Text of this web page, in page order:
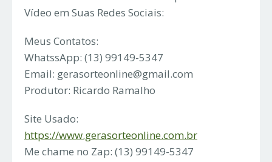
Vídeo em Suas Redes Sociais:
Meus Contatos:
WhatssApp: (13) 99149-5347
Email: gerasorteonline@gmail.com
Produtor: Ricardo Ramalho
Site Usado:
https://www.gerasorteonline.com.br
Me chame no Zap: (13) 99149-5347